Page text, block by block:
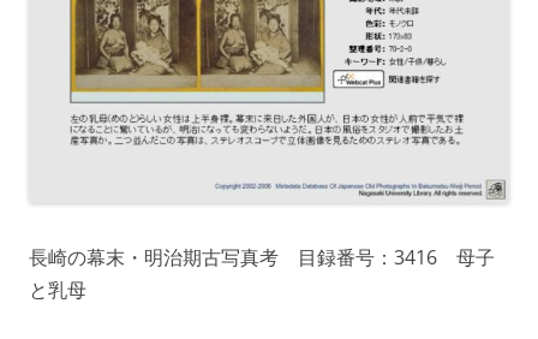
長崎の幕末・明治期古写真考 目録番号：3416 母子
と乳母